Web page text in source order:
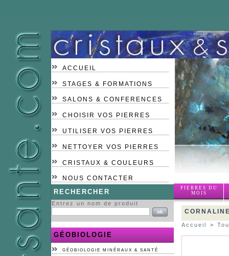
ACCUEIL
STAGES & FORMATIONS
SALONS & CONFERENCES
CHOISIR VOS PIERRES
UTILISER VOS PIERRES
NETTOYER VOS PIERRES
CRISTAUX & COULEURS
NOUS CONTACTER
PIERRES DU
MOIS
RECHERCHER
Entrez un nom de produit
GÉOBIOLOGIE
GÉOBIOLOGIE MINÉRAUX & SANTÉ
Accueil >